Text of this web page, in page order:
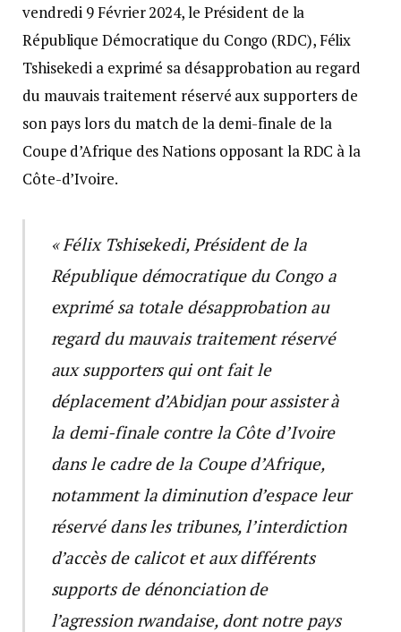
vendredi 9 Février 2024, le Président de la
République Démocratique du Congo (RDC), Félix
Tshisekedi a exprimé sa désapprobation au regard
du mauvais traitement réservé aux supporters de
son pays lors du match de la demi-finale de la
Coupe d’Afrique des Nations opposant la RDC à la
Côte-d’Ivoire.
« Félix Tshisekedi, Président de la
République démocratique du Congo a
exprimé sa totale désapprobation au
regard du mauvais traitement réservé
aux supporters qui ont fait le
déplacement d’Abidjan pour assister à
la demi-finale contre la Côte d’Ivoire
dans le cadre de la Coupe d’Afrique,
notamment la diminution d’espace leur
réservé dans les tribunes, l’interdiction
d’accès de calicot et aux différents
supports de dénonciation de
l’agression rwandaise, dont notre pays